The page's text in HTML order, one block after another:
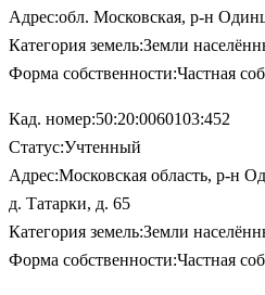
Адрес:обл. Московская, р-н
Категория земель:Земли
Форма собственности:Частная
Кад. номер:50:20:0060103:452
Статус:Учтенный
Адрес:Московская область, р-н
д. Татарки, д. 65
Категория земель:Земли
Форма собственности:Частная